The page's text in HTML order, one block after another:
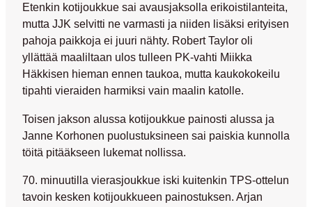
Etenkin kotijoukkue sai avausjaksolla erikoistilanteita,
mutta JJK selvitti ne varmasti ja niiden lisäksi erityisen
pahoja paikkoja ei juuri nähty. Robert Taylor oli
yllättää maaliltaan ulos tulleen PK-vahti Miikka
Häkkisen hieman ennen taukoa, mutta kaukokokeilu
tipahti vieraiden harmiksi vain maalin katolle.
Toisen jakson alussa kotijoukkue painosti alussa ja
Janne Korhonen puolustuksineen sai paiskia kunnolla
töitä pitääkseen lukemat nollissa.
70. minuutilla vierasjoukkue iski kuitenkin TPS-ottelun
tavoin kesken kotijoukkueen painostuksen. Arjan